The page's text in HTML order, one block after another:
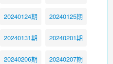
20240124期 20240125期
20240131期 20240201期
20240206期 20240207期